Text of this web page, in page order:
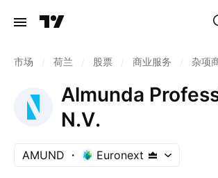
市场 荷兰 股票 商业服务 杂项
Almunda
N.V.
AMUND Euronext